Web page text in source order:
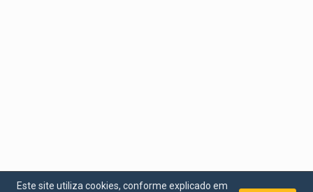
Este site utiliza cookies, conforme explicado em